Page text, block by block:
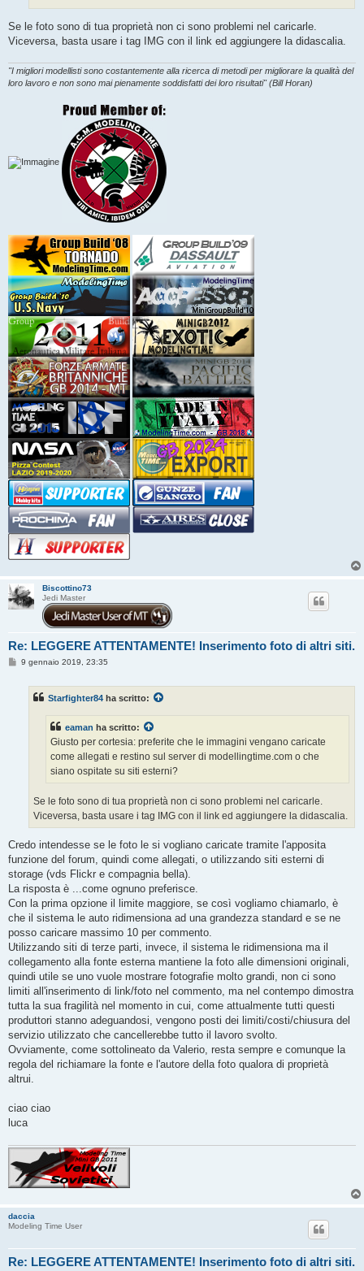
Se le foto sono di tua proprietà non ci sono problemi nel caricarle.
Viceversa, basta usare i tag IMG con il link ed aggiungere la didascalia.
"I migliori modellisti sono costantemente alla ricerca di metodi per migliorare la qualità del
loro lavoro e non sono mai pienamente soddisfatti dei loro risultati" (Bill Horan)
Biscottino73
Jedi Master
Re: LEGGERE ATTENTAMENTE! Inserimento foto di altri siti.
M9 gennaio 2019, 23:35
Starfighter84 ha scritto:
eaman ha scritto:
Giusto per cortesia: preferite che le immagini vengano caricate
come allegati e restino sul server di modellingtime.com o che
siano ospitate su siti esterni?
Se le foto sono di tua proprietà non ci sono problemi nel caricarle.
Viceversa, basta usare i tag IMG con il link ed aggiungere la didascalia.
Credo intendesse se le foto le si vogliano caricate tramite l'apposita
funzione del forum, quindi come allegati, o utilizzando siti esterni di
storage (vds Flickr e compagnia bella).
La risposta è ...come ognuno preferisce.
Con la prima opzione il limite maggiore, se così vogliamo chiamarlo, è
che il sistema le auto ridimensiona ad una grandezza standard e se ne
posso caricare massimo 10 per commento.
Utilizzando siti di terze parti, invece, il sistema le ridimensiona ma il
collegamento alla fonte esterna mantiene la foto alle dimensioni originali,
quindi utile se uno vuole mostrare fotografie molto grandi, non ci sono
limiti all'inserimento di link/foto nel commento, ma nel contempo dimostra
tutta la sua fragilità nel momento in cui, come attualmente tutti questi
produttori stanno adeguandosi, vengono posti dei limiti/costi/chiusura del
servizio utilizzato che cancellerebbe tutto il lavoro svolto.
Ovviamente, come sottolineato da Valerio, resta sempre e comunque la
regola del richiamare la fonte e l'autore della foto qualora di proprietà
altrui.
ciao ciao
luca
daccia
Modeling Time User
Re: LEGGERE ATTENTAMENTE! Inserimento foto di altri siti.